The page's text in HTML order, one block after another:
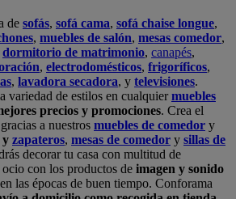
de sofás, sofá cama, sofá chaise longue,
, muebles de salón, mesas comedor,
dormitorio de matrimonio, canapés,
, electrodomésticos, frigoríficos,
, lavadora secadora, y televisiones.
variedad de estilos en cualquiermuebles
precios y promociones. Crea el
a nuestros muebles de comedor y
y zapateros, mesas de comedor y sillas de
decorar tu casa con multitud de
con los productos de imagen y sonido
en las épocas de buen tiempo. Conforama